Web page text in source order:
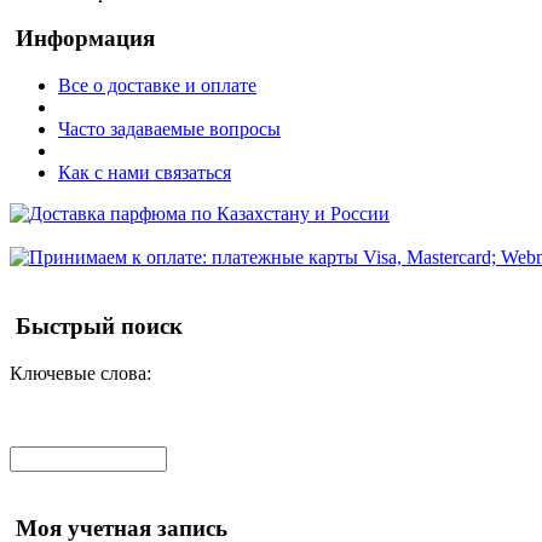
Информация
Все о доставке и оплате
Часто задаваемые вопросы
Как с нами связаться
Быстрый поиск
Ключевые слова:
Моя учетная запись